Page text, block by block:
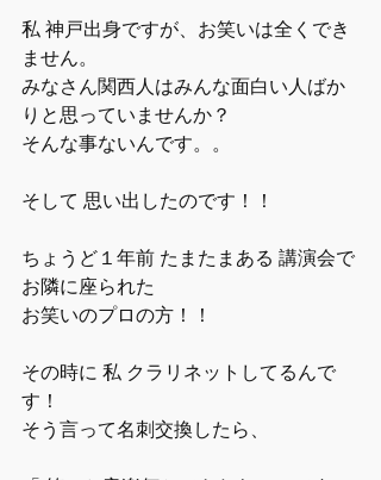
私 神戸出身ですが、お笑いは全くでき
ません。
みなさん関西人はみんな面白い人ばか
りと思っていませんか？
そんな事ないんです。。
そして 思い出したのです！！
ちょうど１年前 たまたまある 講演会で
お隣に座られた
お笑いのプロの方！！
その時に 私 クラリネットしてるんで
す！
そう言って名刺交換したら、